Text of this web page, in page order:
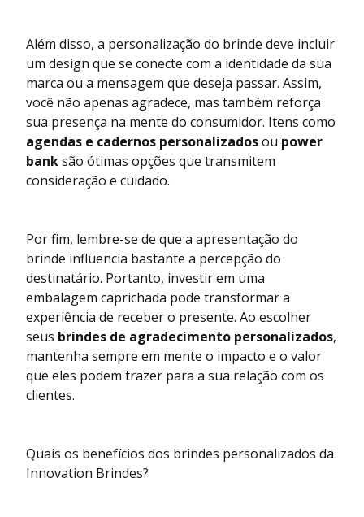
Além disso, a personalização do brinde deve incluir
um design que se conecte com a identidade da sua
marca ou a mensagem que deseja passar. Assim,
você não apenas agradece, mas também reforça
sua presença na mente do consumidor. Itens como
agendas e cadernos personalizadosou power
banksão ótimas opções que transmitem
consideração e cuidado.
Por fim, lembre-se de que a apresentação do
brinde influencia bastante a percepção do
destinatário. Portanto, investir em uma
embalagem caprichada pode transformar a
experiência de receber o presente. Ao escolher
seus brindes de agradecimento personalizados,
mantenha sempre em mente o impacto e o valor
que eles podem trazer para a sua relação com os
clientes.
Quais os benefícios dos brindes personalizados da
Innovation Brindes?